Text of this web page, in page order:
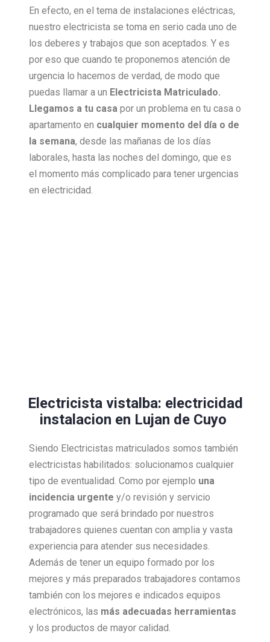
En efecto, en el tema de instalaciones eléctricas,
nuestro electricista se toma en serio cada uno de
los deberes y trabajos que son aceptados. Y es
por eso que cuando te proponemos atención de
urgencia lo hacemos de verdad, de modo que
puedas llamar a un Electricista Matriculado.
Llegamos a tu casa por un problema en tu casa o
apartamento en cualquier momento del día o de
la semana, desde las mañanas de los días
laborales, hasta las noches del domingo, que es
el momento más complicado para tener urgencias
en electricidad.
Electricista vistalba: electricidad
instalacion en Lujan de Cuyo
Siendo Electricistas matriculados somos también
electricistas habilitados: solucionamos cualquier
tipo de eventualidad. Como por ejemplo una
incidencia urgente y/o revisión y servicio
programado que será brindado por nuestros
trabajadores quienes cuentan con amplia y vasta
experiencia para atender sus necesidades.
Además de tener un equipo formado por los
mejores y más preparados trabajadores contamos
también con los mejores e indicados equipos
electrónicos, las más adecuadas herramientas
y los productos de mayor calidad.